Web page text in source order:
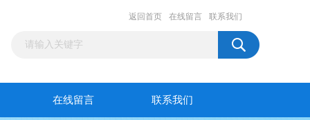
返回首页 在线留言 联系我们
在线留言 联系我们